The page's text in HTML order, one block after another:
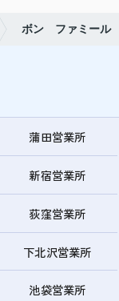
ボン ファミール
蒲田営業所
新宿営業所
荻窪営業所
下北沢営業所
池袋営業所